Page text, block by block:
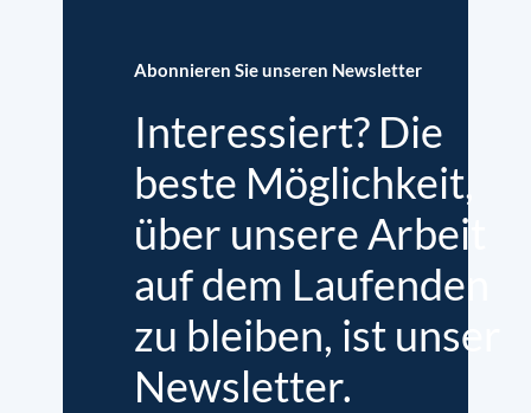
Abonnieren Sie unseren Newsletter
Interessiert? Die
beste Möglichkeit,
über unsere Arbeit
auf dem Laufenden
zu bleiben, ist unser
Newsletter.